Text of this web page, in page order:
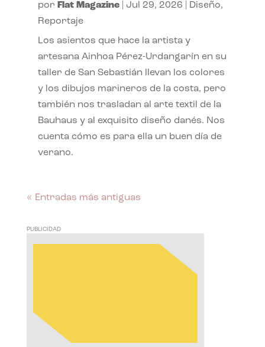
por Flat Magazine| Jul 29, 2026 Diseño,
Reportaje
Los asientos que hace la artista y
artesana Ainhoa Pérez-Urdangarín en su
taller de San Sebastián llevan los colores
y los dibujos marineros de la costa, pero
también nos trasladan al arte textil de la
Bauhaus y al exquisito diseño danés. Nos
cuenta cómo es para ella un buen día de
verano.
« Entradas más antiguas
PUBLICIDAD